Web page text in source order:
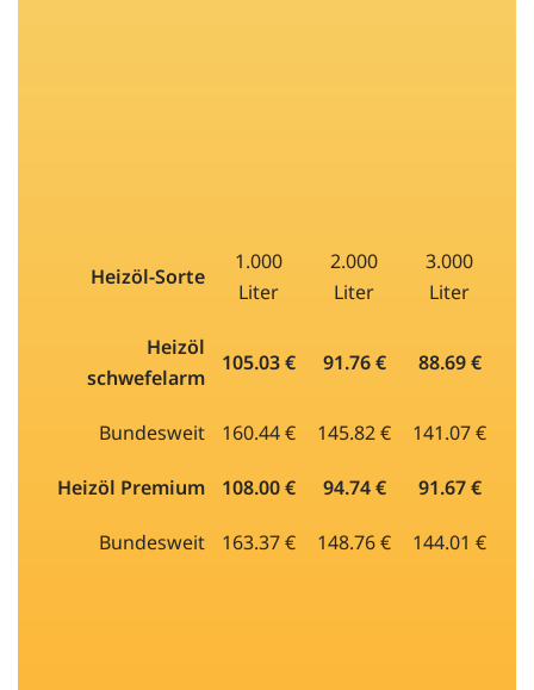
Heizöl-Sorte
1.000
Liter
2.000
Liter
3.000
Liter
Heizöl
schwefelarm
105.03 € 91.76 € 88.69 €
Bundesweit 160.44 € 145.82 € 141.07 €
Heizöl Premium 108.00 € 94.74 € 91.67 €
Bundesweit 163.37 € 148.76 € 144.01 €